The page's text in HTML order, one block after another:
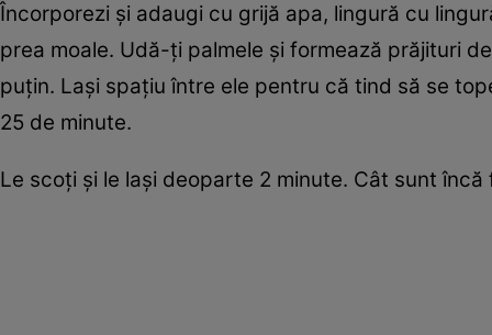
Încorporezi şi adaugi cu grijă apa, lingură cu
prea moale. Udă-ţi palmele şi formează prăjituri
puţin. Laşi spaţiu între ele pentru că tind să se
25 de minute.
Le scoţi şi le laşi deoparte 2 minute. Cât sunt